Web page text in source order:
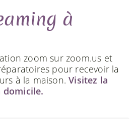
à
zoom sur zoom.us et
pour recevoir la
à la maison.Visitez la
domicile.